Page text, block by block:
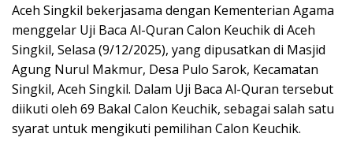
Aceh Singkil bekerjasama dengan Kementerian Agama
menggelar Uji Baca Al-Quran Calon Keuchik di Aceh
Singkil, Selasa (9/12/2025), yang dipusatkan di Masjid
Agung Nurul Makmur, Desa Pulo Sarok, Kecamatan
Singkil, Aceh Singkil. Dalam Uji Baca Al-Quran tersebut
diikuti oleh 69 Bakal Calon Keuchik, sebagai salah satu
syarat untuk mengikuti pemilihan Calon Keuchik.